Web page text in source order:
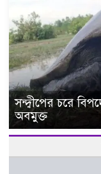
সন্দ্বীপের চরে
অবমুক্ত